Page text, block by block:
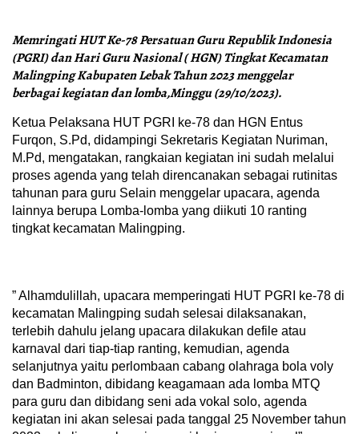
Memringati HUT Ke-78 Persatuan Guru Republik Indonesia
(PGRI) dan Hari Guru Nasional ( HGN) Tingkat Kecamatan
Malingping Kabupaten Lebak Tahun 2023 menggelar
berbagai kegiatan dan lomba,Minggu (29/10/2023).
Ketua Pelaksana HUT PGRI ke-78 dan HGN Entus
Furqon, S.Pd, didampingi Sekretaris Kegiatan Nuriman,
M.Pd, mengatakan, rangkaian kegiatan ini sudah melalui
proses agenda yang telah direncanakan sebagai rutinitas
tahunan para guru Selain menggelar upacara, agenda
lainnya berupa Lomba-lomba yang diikuti 10 ranting
tingkat kecamatan Malingping.
” Alhamdulillah, upacara memperingati HUT PGRI ke-78 di
kecamatan Malingping sudah selesai dilaksanakan,
terlebih dahulu jelang upacara dilakukan defile atau
karnaval dari tiap-tiap ranting, kemudian, agenda
selanjutnya yaitu perlombaan cabang olahraga bola voly
dan Badminton, dibidang keagamaan ada lomba MTQ
para guru dan dibidang seni ada vokal solo, agenda
kegiatan ini akan selesai pada tanggal 25 November tahun